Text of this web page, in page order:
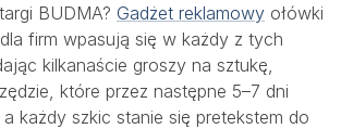
BUDMA? Gadżet reklamowy ołówki
firm wpasują się w każdy z tych
kilkanaście groszy na sztukę,
które przez następne 5–7 dni
każdy szkic stanie się pretekstem do